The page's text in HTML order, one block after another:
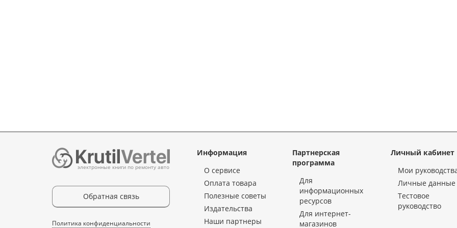
электронные книги по ремонту авто
Обратная связь
Политика конфиденциальности
Информация
О сервисе
Оплата товара
Полезные советы
Издательства
Наши партнеры
Партнерская
программа
Для
информационных
ресурсов
Для интернет-
магазинов
Личный кабинет
Мои
Личные данные
Тестовое
руководство